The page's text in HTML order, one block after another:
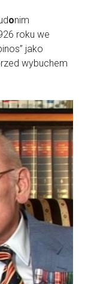
onim
roku we
jako
wybuchem